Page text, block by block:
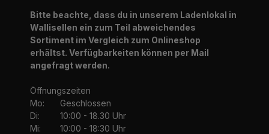
Bitte beachte, dass du in unserem Ladenlokal in
Wallisellen ein zum Teil abweichendes
Sortiment im Vergleich zum Onlineshop
erhältst. Verfügbarkeiten können per Mail
angefragt werden.
Öffnungszeiten
Mo:
Geschlossen
Di:
10:00 - 18.30 Uhr
Mi:
10:00 - 18:30 Uhr